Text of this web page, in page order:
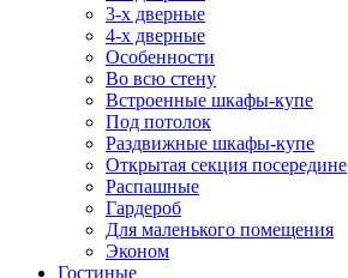
3-х дверные
4-х дверные
Особенности
Во всю стену
Встроенные шкафы-купе
Под потолок
Раздвижные шкафы-купе
Открытая секция посередине
Распашные
Гардероб
Для маленького помещения
Эконом
Гостиные